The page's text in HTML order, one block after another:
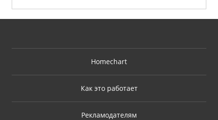
Homechart
Как это работает
Рекламодателям